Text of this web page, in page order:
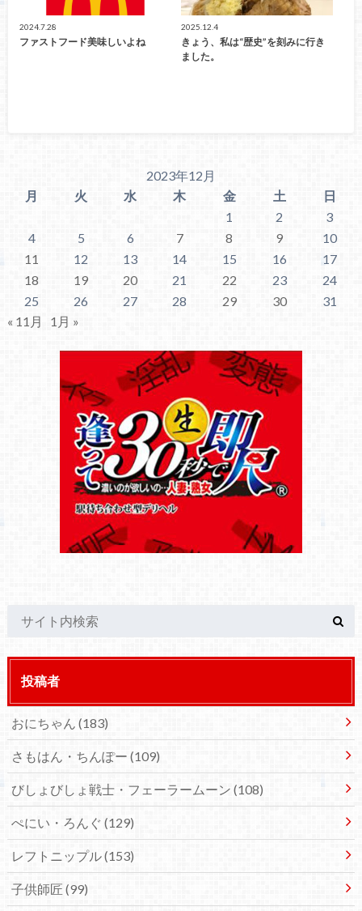
2024.7.28
ファストフード美味しいよね
2025.12.4
きょう、私は“歴史”を刻みに行き
ました。
2023年12月
月
火 水 木 金 土
日
1
2
3
4
5 6 7 8 9
10
11
12 13 14 15 16
17
18
19 20 21 22 23
24
25
26 27 28 29 30
31
« 11月
1月 »
投稿者
おにちゃん (183)
さもはん・ちんぽー (109)
びしょびしょ戦士・フェーラームーン (108)
ぺにい・ろんぐ (129)
レフトニップル(153)
子供師匠 (99)